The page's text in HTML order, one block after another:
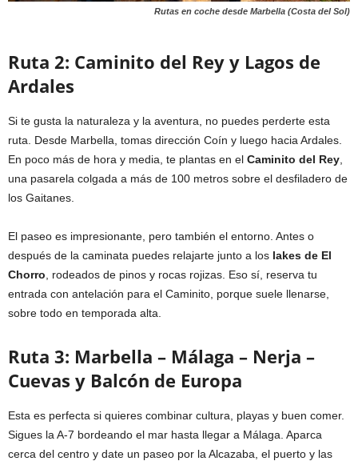
Rutas en coche desde Marbella (Costa del Sol)
Ruta 2: Caminito del Rey y Lagos de
Ardales
Si te gusta la naturaleza y la aventura, no puedes perderte esta
ruta. Desde Marbella, tomas dirección Coín y luego hacia Ardales.
En poco más de hora y media, te plantas en el Caminito del Rey
una pasarela colgada a más de 100 metros sobre el desfiladero de
los Gaitanes.
El paseo es impresionante, pero también el entorno. Antes o
después de la caminata puedes relajarte junto a los lakes de El
Chorro , rodeados de pinos y rocas rojizas. Eso sí, reserva tu
entrada con antelación para el Caminito, porque suele llenarse,
sobre todo en temporada alta.
Ruta 3: Marbella – Málaga – Nerja –
Cuevas y Balcón de Europa
Esta es perfecta si quieres combinar cultura, playas y buen comer.
Sigues la A-7 bordeando el mar hasta llegar a Málaga. Aparca
cerca del centro y date un paseo por la Alcazaba, el puerto y las